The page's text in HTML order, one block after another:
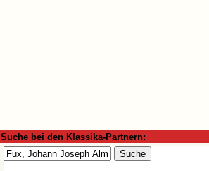
Suche bei den Klassika-Partnern: